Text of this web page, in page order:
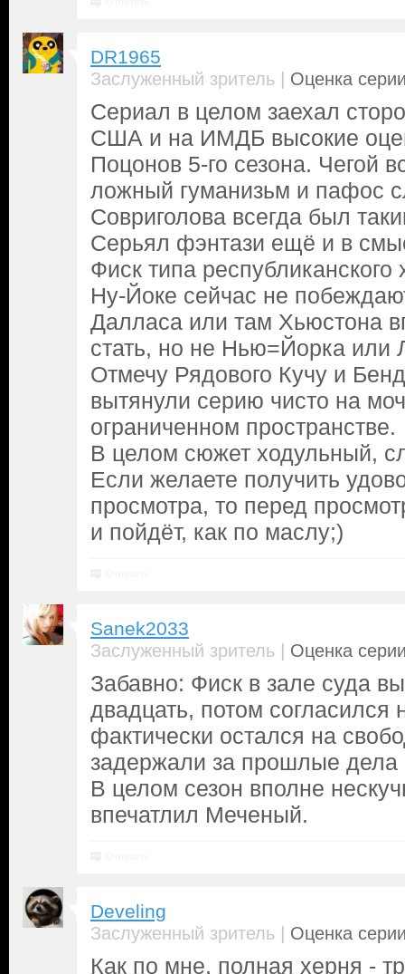
DR1965
Заслуженный зритель | Оценка
Сериал в целом заехал
США и на ИМДБ высокие
Поцонов 5-го сезона. Чегой
ложный гуманизьм и пафос
Совриголова всегда был
Серьял фэнтази ещё и в
Фиск типа республиканского
Ну-Йоке сейчас не
Далласа или там Хьюстона
стать, но не Нью=Йорка или
Отмечу Рядового Кучу и
вытянули серию чисто на
ограниченном пространстве.
В целом сюжет ходульный,
Если желаете получить
просмотра, то перед
и пойдёт, как по маслу;)
Sanek2033
Заслуженный зритель | Оценка
Забавно: Фиск в зале суда
двадцать, потом согласился
фактически остался на
задержали за прошлые дела
В целом сезон вполне
впечатлил Меченый.
Develing
Заслуженный зритель | Оценка
Как по мне, полная херня -